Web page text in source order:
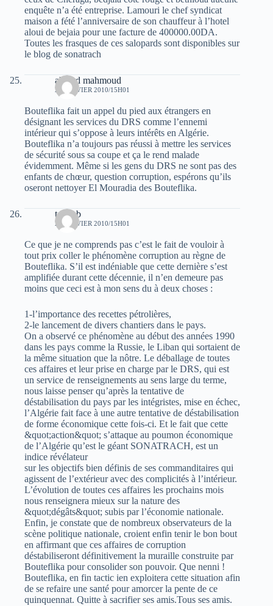
enquête n’a été entreprise. Lamouri le chef syndicat
maison a fété l’anniversaire de son chauffeur à l’hotel
aloui de bejaia pour une facture de 400000.00DA.
Toutes les frasques de ces salopards sont disponibles sur
le blog de sonatrach
ahmed mahmoud
24 JANVIER 2010/15H01
Bouteflika fait un appel du pied aux étrangers en
désignant les services du DRS comme l’ennemi
intérieur qui s’oppose à leurs intérêts en Algérie.
Bouteflika n’a toujours pas réussi à mettre les services
de sécurité sous sa coupe et ça le rend malade
évidemment. Même si les gens du DRS ne sont pas des
enfants de chœur, question corruption, espérons qu’ils
oseront nettoyer El Mouradia des Bouteflika.
teb-teb
24 JANVIER 2010/15H01
Ce que je ne comprends pas c’est le fait de vouloir à
tout prix coller le phénomène corruption au règne de
Bouteflika. S’il est indéniable que cette dernière s’est
amplifiée durant cette décennie, il n’en demeure pas
moins que ceci est à mon sens du à deux choses :
1-l’importance des recettes pétrolières,
2-le lancement de divers chantiers dans le pays.
On a observé ce phénomène au début des années 1990
dans les pays comme la Russie, le Liban qui sortaient de
la même situation que la nôtre. Le déballage de toutes
ces affaires et leur prise en charge par le DRS, qui est
un service de renseignements au sens large du terme,
nous laisse penser qu’après la tentative de
déstabilisation du pays par les intégristes, mise en échec,
l’Algérie fait face à une autre tentative de déstabilisation
de forme économique cette fois-ci. Et le fait que cette
&quot;action&quot; s’attaque au poumon économique
de l’Algérie qu’est le géant SONATRACH, est un
indice révélateur
sur les objectifs bien définis de ses commanditaires qui
agissent de l’extérieur avec des complicités à l’intérieur.
L’évolution de toutes ces affaires les prochains mois
nous renseignera mieux sur la nature des
&quot;dégâts&quot; subis par l’économie nationale.
Enfin, je constate que de nombreux observateurs de la
scène politique nationale, croient enfin tenir le bon bout
en affirmant que ces affaires de corruption
déstabiliseront définitivement la muraille construite par
Bouteflika pour consolider son pouvoir. Que nenni !
Bouteflika, en fin tactic ien exploitera cette situation afin
de se refaire une santé pour amorcer la pente de ce
quinquennat. Quitte à sacrifier ses amis.Tous ses amis.